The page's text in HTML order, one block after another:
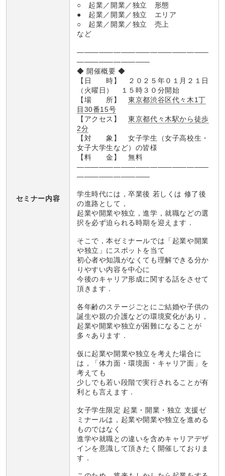
セミナー内容
○ 起業／開業／独立 形態
● 起業／開業／独立 エリア
○ 起業／開業／独立 売上
など
――――――――――――――――――
――――――――――
◆ 開催概要 ◆
【日 時】 ２０２５年０１月２１日
（火曜日） １５時３０分開始
【場 所】東京都渋谷区代々木1丁
目30番15号
【アクセス】東京都代々木駅から徒歩
2分
【対 象】 女子学生（女子高校生・
女子大学生など）の皆様
【料 金】 無料
――――――――――――――――――
――――――――――
学生時代には，卒業後 若しくは 修了後
の進路として，
起業や開業や独立，進学，就職などの選
択を必ず迫られる時期を迎えます．
そこで，本ゼミナールでは「起業や開業
や独立」にスポットを当て
初心者や知識がなくても理解できる分か
りやすい内容を中心に
今後のキャリア形成に関する話をさせて
頂きます．
各年齢のステージごとにご結婚や子供の
誕生や親の介護などの環境変化があり，
起業や開業や独立が困難になることが
多々あります．
仮に起業や開業や独立を考えた場合に
は，「体力面・環境面・キャリア面」を
考えても
少しでも若い段階で実行されることが有
利とも言えます．
女子学生限定 起業・開業・独立 支援ゼ
ミナールは，起業や開業や独立を進める
ものではなく
進学や就職との違いを含めキャリアデザ
インを意識して頂きたく開催しておりま
す．